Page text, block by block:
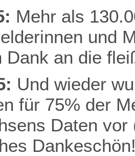
Mehr als
und
Dank an die
Und wieder
für 75% der
Daten